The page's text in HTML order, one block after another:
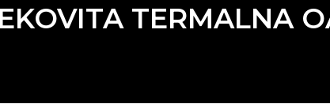
TERMALNA